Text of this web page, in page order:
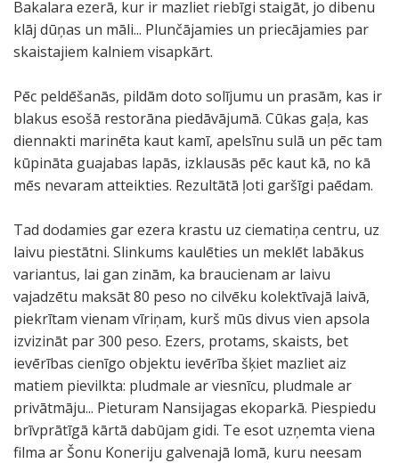
Bakalara ezerā, kur ir mazliet riebīgi staigāt, jo dibenu
klāj dūņas un māli... Plunčājamies un priecājamies par
skaistajiem kalniem visapkārt.
Pēc peldēšanās, pildām doto solījumu un prasām, kas ir
blakus esošā restorāna piedāvājumā. Cūkas gaļa, kas
diennakti marinēta kaut kamī, apelsīnu sulā un pēc tam
kūpināta guajabas lapās, izklausās pēc kaut kā, no kā
mēs nevaram atteikties. Rezultātā ļoti garšīgi paēdam.
Tad dodamies gar ezera krastu uz ciematiņa centru, uz
laivu piestātni. Slinkums kaulēties un meklēt labākus
variantus, lai gan zinām, ka braucienam ar laivu
vajadzētu maksāt 80 peso no cilvēku kolektīvajā laivā,
piekrītam vienam vīriņam, kurš mūs divus vien apsola
izvizināt par 300 peso. Ezers, protams, skaists, bet
ievērības cienīgo objektu ievērība šķiet mazliet aiz
matiem pievilkta: pludmale ar viesnīcu, pludmale ar
privātmāju... Pieturam Nansijagas ekoparkā. Piespiedu
brīvprātīgā kārtā dabūjam gidi. Te esot uzņemta viena
filma ar Šonu Koneriju galvenajā lomā, kuru neesam